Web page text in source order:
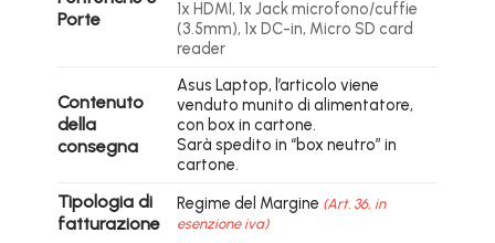
Porte
1x HDMI, 1x Jack microfono/cuffie
(3.5mm), 1x DC-in, Micro SD card
reader
Contenuto
della
consegna
Asus Laptop, l’articolo viene
venduto munito di alimentatore,
con box in cartone.
Sarà spedito in “box neutro” in
cartone.
Tipologia di
fatturazione
Regime del Margine (Art. 36, in
esenzione iva)